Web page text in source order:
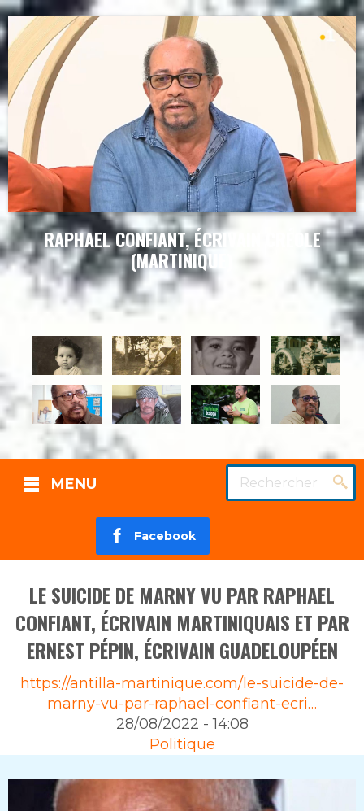
RAPHAEL CONFIANT, ÉCRIVAIN CRÉOLE
(MARTINIQUE)
MENU Rechercher
Facebook
LE SUICIDE DE MARNY VU PAR RAPHAEL
CONFIANT, ÉCRIVAIN MARTINIQUAIS ET PAR
ERNEST PÉPIN, ÉCRIVAIN GUADELOUPÉEN
Source
https://antilla-martinique.com/le-suicide-de-
marny-vu-par-raphael-confiant-ecri…
28/08/2022 - 14:08
Politique